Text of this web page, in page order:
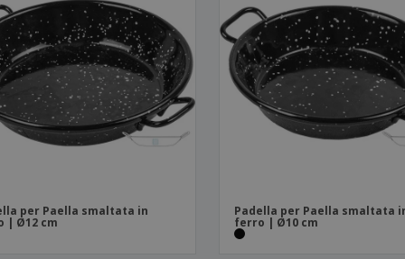
per Paella smaltata in
| Ø12 cm
Padella per Paella smaltata
ferro | Ø10 cm